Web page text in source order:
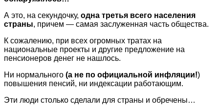
А это, на секундочку, одна третья всего населения
страны, причем — самая заслуженная часть общества.
К сожалению, при всех огромных тратах на
национальные проекты и другие предложение на
пенсионеров денег не нашлось.
Ни нормального (а не по официальной инфляции!)
повышения пенсий, ни индексации работающим.
Эти люди столько сделали для страны и обречены…